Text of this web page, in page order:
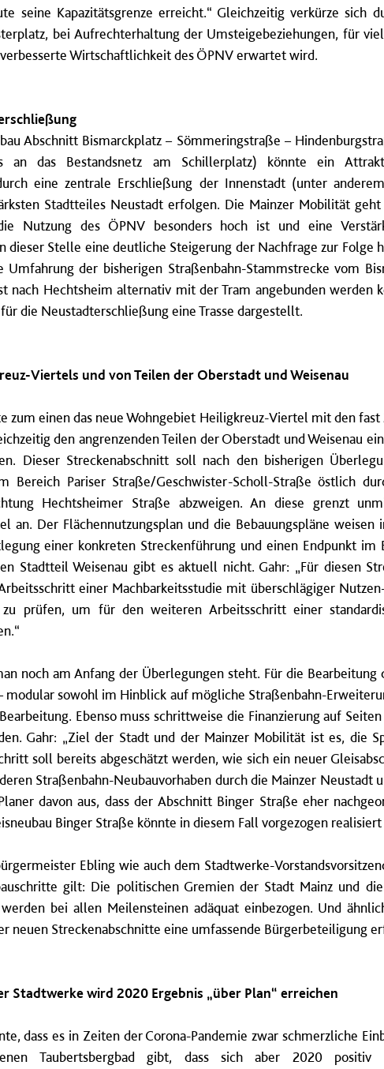
seine Kapazitätsgrenze erreicht.“ Gleichzeitig verkürze sich
bei Aufrechterhaltung der Umsteigebeziehungen, für
Wirtschaftlichkeit des ÖPNV erwartet wird.
Abschnitt Bismarckplatz – Sömmeringstraße –
an das Bestandsnetz am Schillerplatz) könnte ein
eine zentrale Erschließung der Innenstadt (unter
Stadtteiles Neustadt erfolgen. Die Mainzer Mobilität geht
Nutzung des ÖPNV besonders hoch ist und eine
dieser Stelle eine deutliche Steigerung der Nachfrage zur Folge
der bisherigen Straßenbahn-Stammstrecke vom
nach Hechtsheim alternativ mit der Tram angebunden werden
die Neustadterschließung eine Trasse dargestellt.
Viertels und von Teilen der Oberstadt und Weisenau
zum einen das neue Wohngebiet Heiligkreuz-Viertel mit den
den angrenzenden Teilen der Oberstadt und Weisenau
Dieser Streckenabschnitt soll nach den bisherigen
Bereich Pariser Straße/Geschwister-Scholl-Straße östlich
Hechtsheimer Straße abzweigen. An diese grenzt
an. Der Flächennutzungsplan und die Bebauungspläne
einer konkreten Streckenführung und einen Endpunkt
Stadtteil Weisenau gibt es aktuell nicht. Gahr: „Für diesen
einer Machbarkeitsstudie mit überschlägiger
prüfen, um für den weiteren Arbeitsschritt einer
noch am Anfang der Überlegungen steht. Für die
modular sowohl im Hinblick auf mögliche Straßenbahn-
Ebenso muss schrittweise die Finanzierung auf
Gahr: „Ziel der Stadt und der Mainzer Mobilität ist es, die
soll bereits abgeschätzt werden, wie sich ein neuer
Straßenbahn-Neubauvorhaben durch die Mainzer Neustadt
davon aus, dass der Abschnitt Binger Straße eher
Binger Straße könnte in diesem Fall vorgezogen
Ebling wie auch dem Stadtwerke-
gilt: Die politischen Gremien der Stadt Mainz und
bei allen Meilensteinen adäquat einbezogen. Und
neuen Streckenabschnitte eine umfassende Bürgerbeteiligung
Stadtwerke wird 2020 Ergebnis „über Plan“ erreichen
dass es in Zeiten der Corona-Pandemie zwar schmerzliche
Taubertsbergbad gibt, dass sich aber 2020 positiv